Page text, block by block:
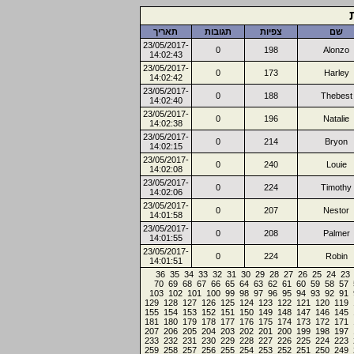
שם צפיות תגובות
תאריך
Alonzo
198
0
23/05/2017-
14:02:43
Harley
173
0
23/05/2017-
14:02:42
Thebest
188
0
23/05/2017-
14:02:40
Natalie
196
0
23/05/2017-
14:02:38
Bryon
214
0
23/05/2017-
14:02:15
Louie
240
0
23/05/2017-
14:02:08
Timothy
224
0
23/05/2017-
14:02:06
Nestor
207
0
23/05/2017-
14:01:58
Palmer
208
0
23/05/2017-
14:01:55
Robin
224
0
23/05/2017-
14:01:51
23
24
25
26
27
28
29
30
31
32
33
34
35
36
57
58
59
60
61
62
63
64
65
66
67
68
69
70
91
92
93
94
95
96
97
98
99
100
101
102
103
119
120
121
122
123
124
125
126
127
128
129
145
146
147
148
149
150
151
152
153
154
155
171
172
173
174
175
176
177
178
179
180
181
197
198
199
200
201
202
203
204
205
206
207
223
224
225
226
227
228
229
230
231
232
233
249
250
251
252
253
254
255
256
257
258
259